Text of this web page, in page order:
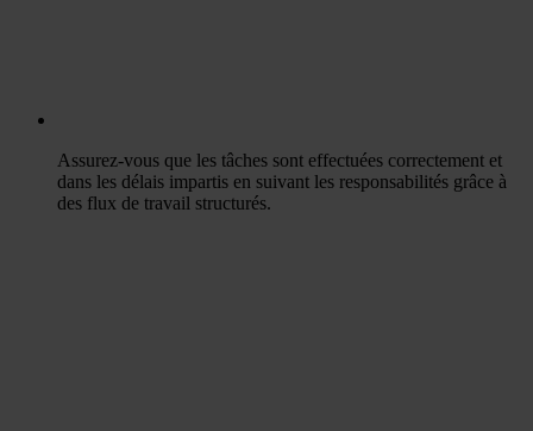
Assurez-vous que les tâches sont effectuées correctement et
dans les délais impartis en suivant les responsabilités grâce à
des flux de travail structurés.